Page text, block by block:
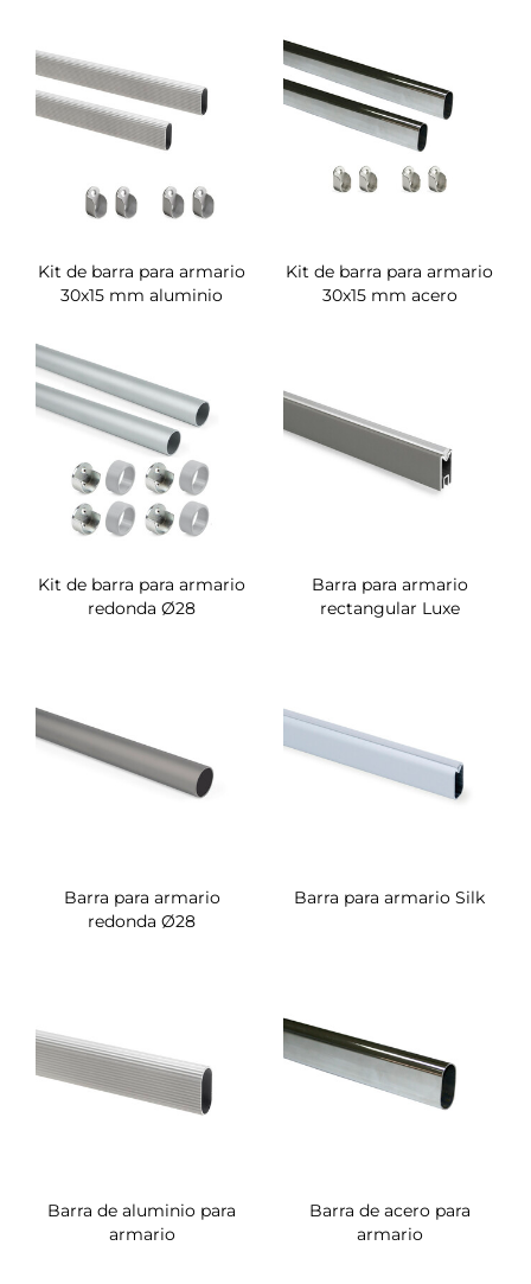
Kit de barra para armario
30x15 mm aluminio
Kit de barra para armario
30x15 mm acero
Kit de barra para armario
redonda Ø28
Barra para armario
rectangular Luxe
Barra para armario
redonda Ø28
Barra para armario Silk
Barra de aluminio para
armario
Barra de acero para
armario